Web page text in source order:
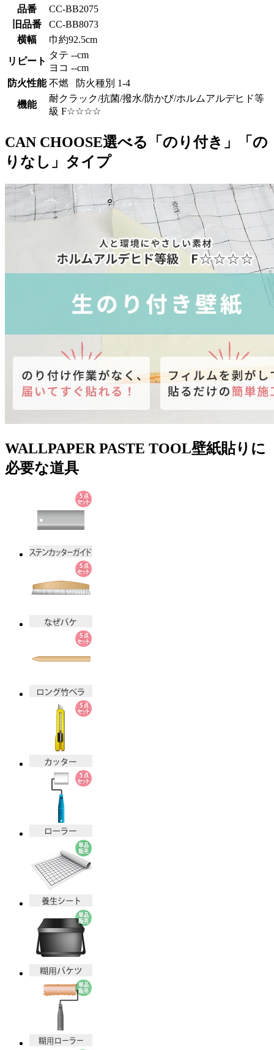
品番
CC-BB2075
旧品番
CC-BB8073
横幅
巾約92.5cm
リピート
タテ --cm
ヨコ --cm
防火性能 不燃 防火種別 1-4
機能
耐クラック/抗菌/撥水/防かび/ホルムアルデヒド等
級 F☆☆☆☆
CAN CHOOSE選べる「のり付き」「の
りなし」タイプ
WALLPAPER PASTE TOOL壁紙貼りに
必要な道具